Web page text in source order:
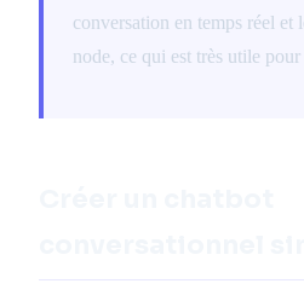
conversation en temps réel et
node, ce qui est très utile pour